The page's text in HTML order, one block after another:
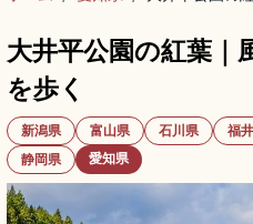
大井平公園の紅葉｜
を歩く
新潟県 富山県 石川県 福
静岡県
愛知県